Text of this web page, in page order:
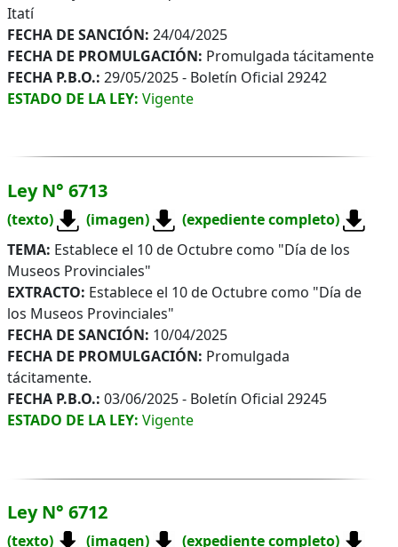
Itatí
FECHA DE SANCIÓN: 24/04/2025
FECHA DE PROMULGACIÓN: Promulgada tácitamente
FECHA P.B.O.: 29/05/2025 - Boletín Oficial 29242
ESTADO DE LA LEY: Vigente
Ley N° 6713
(texto) (imagen)
(expediente completo)
TEMA: Establece el 10 de Octubre como "Día de los
Museos Provinciales"
EXTRACTO: Establece el 10 de Octubre como "Día de
los Museos Provinciales"
FECHA DE SANCIÓN: 10/04/2025
FECHA DE PROMULGACIÓN: Promulgada
tácitamente.
FECHA P.B.O.: 03/06/2025 - Boletín Oficial 29245
ESTADO DE LA LEY: Vigente
Ley N° 6712
(texto) (imagen) (expediente completo)